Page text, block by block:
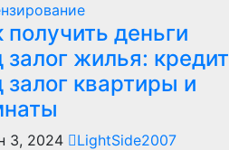
получить деньги
залог жилья: кредит
залог квартиры и
3, 2024 LightSide2007